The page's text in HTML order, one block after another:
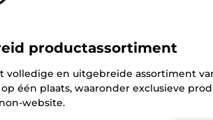
productassortiment
volledige en uitgebreide assortiment
één plaats, waaronder exclusieve
website.